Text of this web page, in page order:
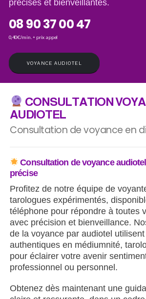
précises et bienveillantes.
08 90 37 00 47
0,40€/min. + prix appel
VOYANCE AUDIOTEL
CONSULTATION
AUDIOTEL
Consultation de voyance en
Consultation de voyance
précise
Profitez de notre équipe de
tarologues expérimentés,
téléphone pour répondre à toutes
avec précision et bienveillance.
de la voyance par audiotel
authentiques en médiumnité,
pour éclairer votre avenir
professionnel ou personnel.
Obtenez dès maintenant une